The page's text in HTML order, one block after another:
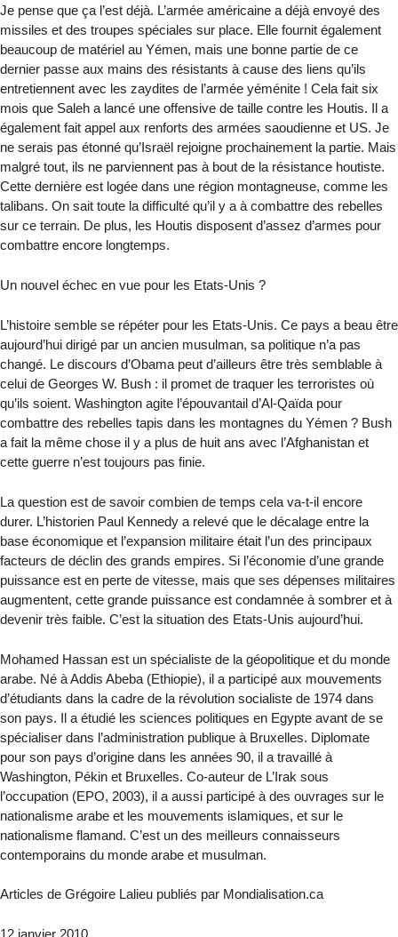
Je pense que ça l’est déjà. L’armée américaine a déjà envoyé des
missiles et des troupes spéciales sur place. Elle fournit également
beaucoup de matériel au Yémen, mais une bonne partie de ce
dernier passe aux mains des résistants à cause des liens qu’ils
entretiennent avec les zaydites de l’armée yéménite ! Cela fait six
mois que Saleh a lancé une offensive de taille contre les Houtis. Il a
également fait appel aux renforts des armées saoudienne et US. Je
ne serais pas étonné qu’Israël rejoigne prochainement la partie. Mais
malgré tout, ils ne parviennent pas à bout de la résistance houtiste.
Cette dernière est logée dans une région montagneuse, comme les
talibans. On sait toute la difficulté qu’il y a à combattre des rebelles
sur ce terrain. De plus, les Houtis disposent d’assez d’armes pour
combattre encore longtemps.
Un nouvel échec en vue pour les Etats-Unis ?
L’histoire semble se répéter pour les Etats-Unis. Ce pays a beau être
aujourd’hui dirigé par un ancien musulman, sa politique n’a pas
changé. Le discours d’Obama peut d’ailleurs être très semblable à
celui de Georges W. Bush : il promet de traquer les terroristes où
qu’ils soient. Washington agite l’épouvantail d’Al-Qaïda pour
combattre des rebelles tapis dans les montagnes du Yémen ? Bush
a fait la même chose il y a plus de huit ans avec l’Afghanistan et
cette guerre n’est toujours pas finie.
La question est de savoir combien de temps cela va-t-il encore
durer. L’historien Paul Kennedy a relevé que le décalage entre la
base économique et l’expansion militaire était l’un des principaux
facteurs de déclin des grands empires. Si l’économie d’une grande
puissance est en perte de vitesse, mais que ses dépenses militaires
augmentent, cette grande puissance est condamnée à sombrer et à
devenir très faible. C’est la situation des Etats-Unis aujourd’hui.
Mohamed Hassan est un spécialiste de la géopolitique et du monde
arabe. Né à Addis Abeba (Ethiopie), il a participé aux mouvements
d’étudiants dans la cadre de la révolution socialiste de 1974 dans
son pays. Il a étudié les sciences politiques en Egypte avant de se
spécialiser dans l’administration publique à Bruxelles. Diplomate
pour son pays d’origine dans les années 90, il a travaillé à
Washington, Pékin et Bruxelles. Co-auteur de L’Irak sous
l’occupation (EPO, 2003), il a aussi participé à des ouvrages sur le
nationalisme arabe et les mouvements islamiques, et sur le
nationalisme flamand. C’est un des meilleurs connaisseurs
contemporains du monde arabe et musulman.
Articles de Grégoire Lalieu publiés par Mondialisation.ca
12 janvier 2010